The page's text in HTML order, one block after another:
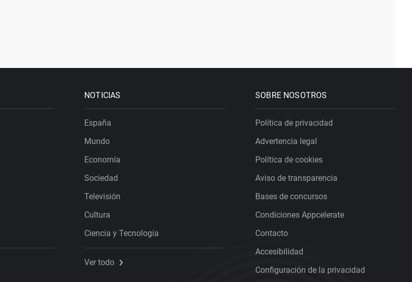
NOTICIAS
España
Mundo
Economía
Sociedad
Televisión
Cultura
Ciencia y Tecnología
Ver todo
SOBRE NOSOTROS
Política de privacidad
Advertencia legal
Política de cookies
Aviso de transparencia
Bases de concursos
Condiciones Appcelerate
Contacto
Accesibilidad
Configuración de la privacidad